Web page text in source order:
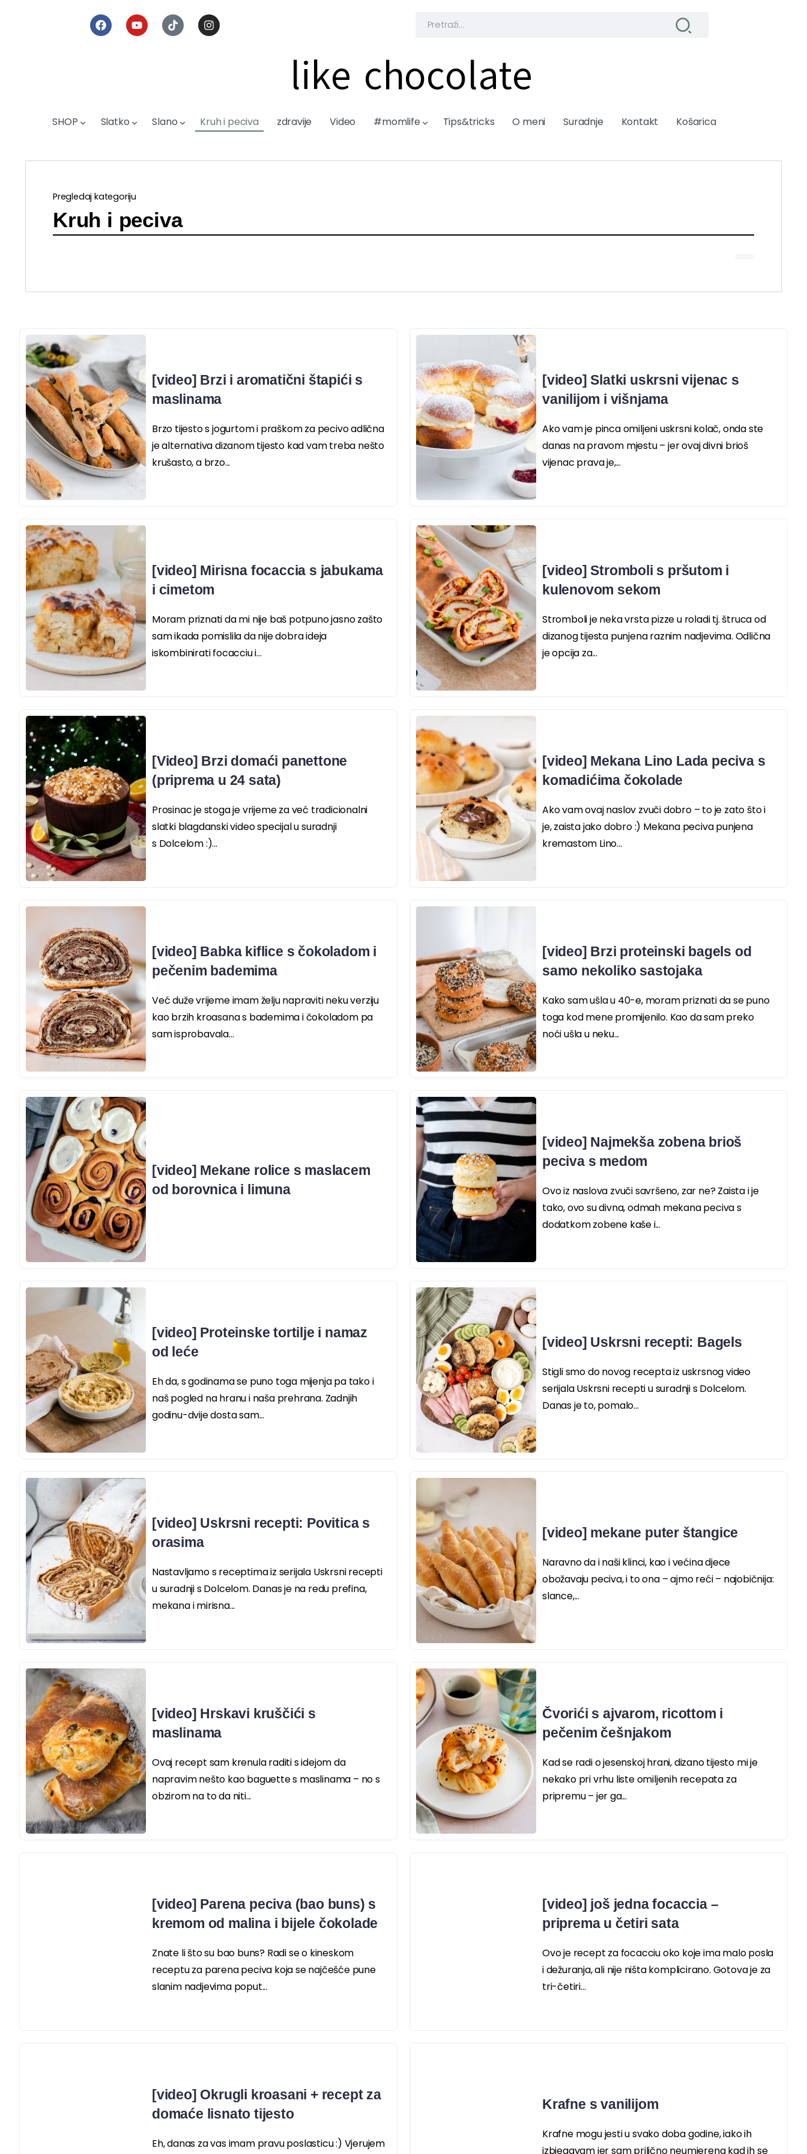
like chocolate
SHOP Slatko Slano Kruh i peciva zdravije Video #momlife Tips&tricks O meni Suradnje Kontakt Košarica
Pregledaj kategoriju
Kruh i peciva
[video] Brzi i aromatični štapići s
maslinama
Brzo tijesto s jogurtom i praškom za pecivo adlična
je alternativa dizanom tijesto kad vam treba nešto
krušasto, a brzo...
[video] Slatki uskrsni vijenac s
vanilijom i višnjama
Ako vam je pinca omiljeni uskrsni kolač, onda ste
danas na pravom mjestu – jer ovaj divni brioš
vijenac prava je,...
[video] Mirisna focaccia s jabukama
i cimetom
Moram priznati da mi nije baš potpuno jasno zašto
sam ikada pomislila da nije dobra ideja
iskombinirati focacciu i...
[video] Stromboli s pršutom i
kulenovom sekom
Stromboli je neka vrsta pizze u roladi tj. štruca od
dizanog tijesta punjena raznim nadjevima. Odlična
je opcija za...
[Video] Brzi domaći panettone
(priprema u 24 sata)
Prosinac je stoga je vrijeme za već tradicionalni
slatki blagdanski video specijal u suradnji
s Dolcelom :)...
[video] Mekana Lino Lada peciva s
komadićima čokolade
Ako vam ovaj naslov zvuči dobro – to je zato što i
je, zaista jako dobro :) Mekana peciva punjena
kremastom Lino...
[video] Babka kiflice s čokoladom i
pečenim bademima
Već duže vrijeme imam želju napraviti neku verziju
kao brzih kroasana s bademima i čokoladom pa
sam isprobavala...
[video] Brzi proteinski bagels od
samo nekoliko sastojaka
Kako sam ušla u 40-e, moram priznati da se puno
toga kod mene promijenilo. Kao da sam preko
noći ušla u neku...
[video] Mekane rolice s maslacem
od borovnica i limuna
[video] Najmekša zobena brioš
peciva s medom
Ovo iz naslova zvuči savršeno, zar ne? Zaista i je
tako, ovo su divna, odmah mekana peciva s
dodatkom zobene kaše i...
[video] Proteinske tortilje i namaz
od leće
Eh da, s godinama se puno toga mijenja pa tako i
naš pogled na hranu i naša prehrana. Zadnjih
godinu-dvije dosta sam...
[video] Uskrsni recepti: Bagels
Stigli smo do novog recepta iz uskrsnog video
serijala Uskrsni recepti u suradnji s Dolcelom.
Danas je to, pomalo...
[video] Uskrsni recepti: Povitica s
orasima
Nastavljamo s receptima iz serijala Uskrsni recepti
u suradnji s Dolcelom. Danas je na redu prefina,
mekana i mirisna...
[video] mekane puter štangice
Naravno da i naši klinci, kao i većina djece
obožavaju peciva, i to ona – ajmo reći – najobičnija:
slance,...
[video] Hrskavi kruščići s
maslinama
Ovaj recept sam krenula raditi s idejom da
napravim nešto kao baguette s maslinama – no s
obzirom na to da niti...
Čvorići s ajvarom, ricottom i
pečenim češnjakom
Kad se radi o jesenskoj hrani, dizano tijesto mi je
nekako pri vrhu liste omiljenih recepata za
pripremu – jer ga...
[video] Parena peciva (bao buns) s
kremom od malina i bijele čokolade
Znate li što su bao buns? Radi se o kineskom
receptu za parena peciva koja se najčešće pune
slanim nadjevima poput...
[video] još jedna focaccia –
priprema u četiri sata
Ovo je recept za focacciu oko koje ima malo posla
i dežuranja, ali nije ništa komplicirano. Gotova je za
tri-četiri...
[video] Okrugli kroasani + recept za
domaće lisnato tijesto
Eh, danas za vas imam pravu poslasticu :) Vjerujem
Krafne s vanilijom
Krafne mogu jesti u svako doba godine, iako ih
izbjegavam jer sam prilično neumjerena kad ih se